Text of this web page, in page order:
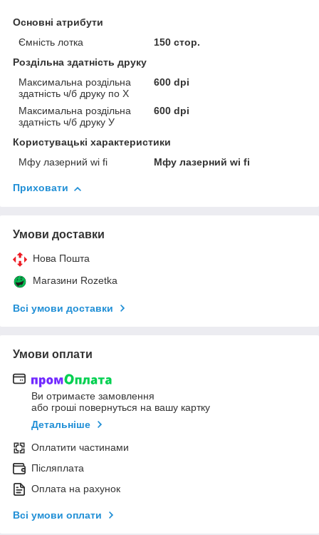
Основні атрибути
Ємність лотка
150 стор.
Роздільна здатність друку
Максимальна роздільна
здатність ч/б друку по Х
600 dpi
Максимальна роздільна
здатність ч/б друку У
600 dpi
Користувацькi характеристики
Мфу лазерний wi fi
Мфу лазерний wi fi
Приховати
Умови доставки
Нова Пошта
Магазини Rozetka
Всі умови доставки
Умови оплати
Ви отримаєте замовлення
або гроші повернуться на вашу картку
Детальніше
Оплатити частинами
Післяплата
Оплата на рахунок
Всі умови оплати